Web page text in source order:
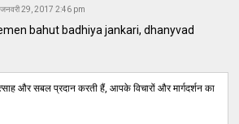
जनवरी 29, 2017 2:46 pm
bahut badhiya jankari, dhanyvad
और सबल प्रदान करती हैं, आपके विचारों और मार्गदर्शन का